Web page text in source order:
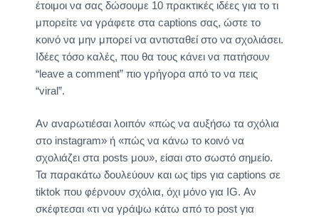
έτοιμοι να σας δώσουμε 10 πρακτικές ιδέες για το τι
μπορείτε να γράφετε στα captions σας, ώστε το
κοινό να μην μπορεί να αντισταθεί στο να σχολιάσει.
Ιδέες τόσο καλές, που θα τους κάνει να πατήσουν
“leave a comment” πιο γρήγορα από το να πεις
“viral”.
Αν αναρωτιέσαι λοιπόν «πώς να αυξήσω τα σχόλια
στο instagram» ή «πώς να κάνω το κοινό να
σχολιάζει στα posts μου», είσαι στο σωστό σημείο.
Τα παρακάτω δουλεύουν και ως tips για captions σε
tiktok που φέρνουν σχόλια, όχι μόνο για IG. Αν
σκέφτεσαι «τι να γράψω κάτω από το post για